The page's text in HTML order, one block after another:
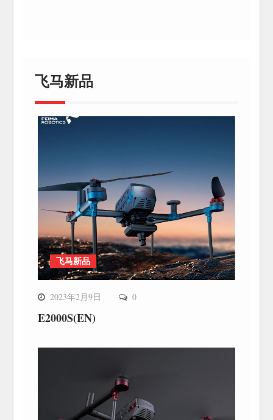
飞马新品
飞马新品
2023年2月9日 0
E2000S(EN)